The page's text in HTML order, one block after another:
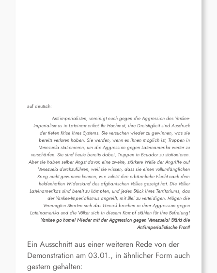
auf deutsch:
Antiimperialisten, vereinigt euch gegen die Aggression des Yankee-
Imperialismus in Lateinamerika! Ihr Hochmut, ihre Dreistigkeit sind Ausdruck
der tiefen Krise ihres Systems. Sie versuchen wieder zu gewinnen, was sie
bereits verloren haben. Sie werden, wenn es ihnen möglich ist, Truppen in
Venezuela stationieren, um die Aggression gegen Lateinamerika weiter zu
verschärfen. Sie sind heute bereits dabei, Truppen in Ecuador zu stationieren.
Aber sie haben selber Angst davor, eine zweite, stärkere Welle der Angriffe auf
Venezuela durchzuführen, weil sie wissen, dass sie einen vollumfänglichen
Krieg nicht gewinnen können, wie zuletzt ihre erbärmliche Flucht nach dem
heldenhaften Widerstand des afghanischen Volkes gezeigt hat. Die Völker
Lateinamerikas sind bereit zu kämpfen, und jedes Stück ihres Territoriums, das
der Yankee-Imperialismus angreift, mit Blei zu verteidigen. Mögen die
Vereinigten Staaten sich das Genick brechen in ihrer Aggression gegen
Lateinamerika und die Völker sich in diesem Kampf stählen für ihre Befreiung!
Yankee go home! Nieder mit der Aggression gegen Venezuela! Stärkt die
Antiimperialistische Front!
Ein Ausschnitt aus einer weiteren Rede von der
Demonstration am 03.01., in ähnlicher Form auch
gestern gehalten: